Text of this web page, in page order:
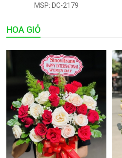
MSP: DC-2179
HOA GIỎ